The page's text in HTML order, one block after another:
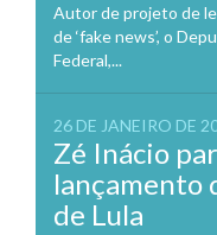
Autor de projeto de
de ‘fake news’, o
Federal,...
26 DE JANEIRO DE
Zé Inácio
lançamento
de Lula